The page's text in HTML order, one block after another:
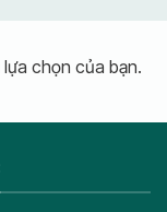
chọn của bạn.